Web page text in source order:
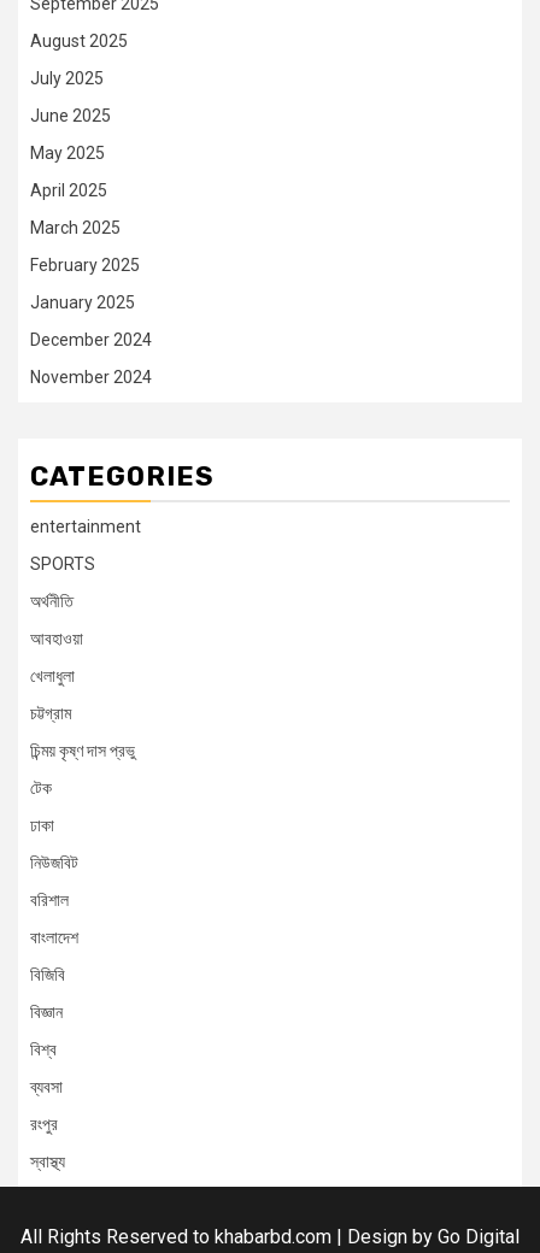
September 2025
August 2025
July 2025
June 2025
May 2025
April 2025
March 2025
February 2025
January 2025
December 2024
November 2024
CATEGORIES
entertainment
SPORTS
অর্থনীতি
আবহাওয়া
খেলাধুলা
চট্টগ্রাম
চিন্ময় কৃষ্ণ দাস প্রভু
টেক
ঢাকা
নিউজবিট
বরিশাল
বাংলাদেশ
বিজিবি
বিজ্ঞান
বিশ্ব
ব্যবসা
রংপুর
স্বাস্থ্য
All Rights Reserved to khabarbd.com | Design by Go Digital